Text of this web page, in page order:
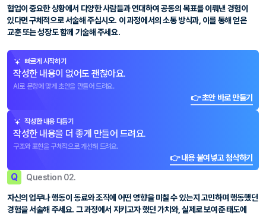
협업이 중요한 상황에서 다양한 사람들과 연대하여 공동의 목표를 이뤄낸 경험이
있다면 구체적으로 서술해 주십시오. 이 과정에서의 소통 방식과, 이를 통해 얻은
교훈 또는 성장도 함께 기술해 주세요.
빠르게 시작하기
작성한 내용이 없어도 괜찮아요.
AI로 문항에 맞게 초안을 만들어 드려요.
👉 초안 바로 만들기
작성한 내용 다듬기
작성한 내용을 더 좋게 만들어 드려요.
구조와 표현을 구체적으로 개선해 드려요.
👉 내용 붙여넣고 첨삭하기
Q Question 02.
자신의 업무나 행동이 동료와 조직에 어떤 영향을 미칠 수 있는지 고민하며 행동했던
경험을 서술해 주세요. 그 과정에서 지키고자 했던 가치와, 실제로 보여준 태도에